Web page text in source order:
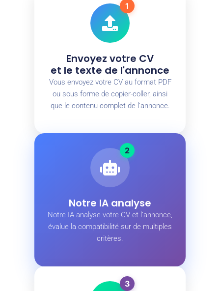
1
Envoyez votre CV
et le texte de l'annonce
Vous envoyez votre CV au format PDF
ou sous forme de copier-coller, ainsi
que le contenu complet de l’annonce.
2
Notre IA analyse
Notre IA analyse votre CV et l’annonce,
évalue la compatibilité sur de multiples
critères.
3